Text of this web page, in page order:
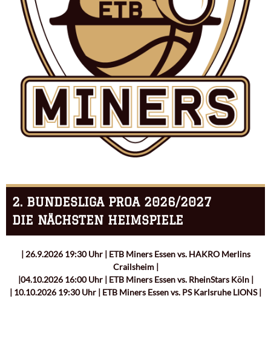
2. BUNDESLIGA PROA 2026/2027
DIE NÄCHSTEN HEIMSPIELE
| 26.9.2026 19:30 Uhr | ETB Miners Essen vs. HAKRO Merlins
Crailsheim |
|04.10.2026 16:00 Uhr | ETB Miners Essen vs. RheinStars Köln |
| 10.10.2026 19:30 Uhr | ETB Miners Essen vs. PS Karlsruhe LIONS |